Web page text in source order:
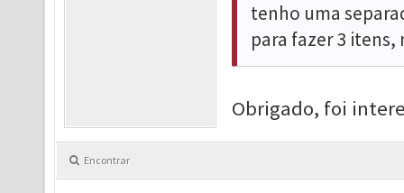
tenho uma
para fazer 3
Obrigado, foi
Encontrar